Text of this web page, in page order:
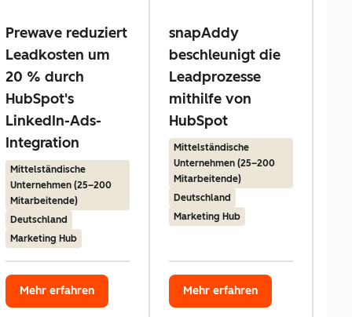
Prewave reduziert
Leadkosten um
20 % durch
HubSpot's
LinkedIn-Ads-
Integration
Mittelständische
Unternehmen (25–200
Mitarbeitende)
Deutschland
Marketing Hub
Mehr erfahren
snapAddy
beschleunigt die
Leadprozesse
mithilfe von
HubSpot
Mittelständische
Unternehmen (25–200
Mitarbeitende)
Deutschland
Marketing Hub
Mehr erfahren